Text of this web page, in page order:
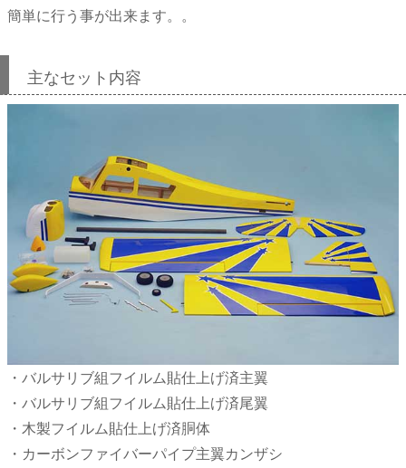
簡単に行う事が出来ます。。
主なセット内容
・バルサリブ組フイルム貼仕上げ済主翼
・バルサリブ組フイルム貼仕上げ済尾翼
・木製フイルム貼仕上げ済胴体
・カーボンファイバーパイプ主翼カンザシ